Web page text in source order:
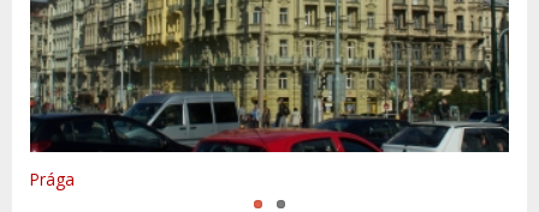
Prága
Varsó